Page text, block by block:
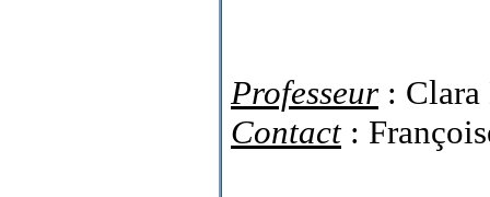
Professeur :
Contact: